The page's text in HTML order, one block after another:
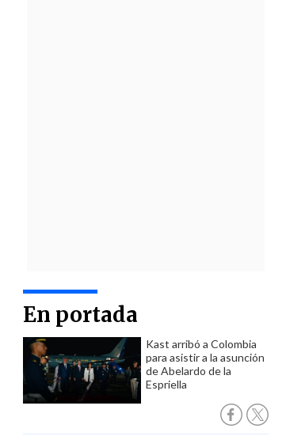
En portada
Kast arribó a Colombia
para asistir a la asunción
de Abelardo de la
Espriella